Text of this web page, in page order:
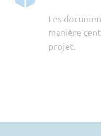
Les
manière
projet.